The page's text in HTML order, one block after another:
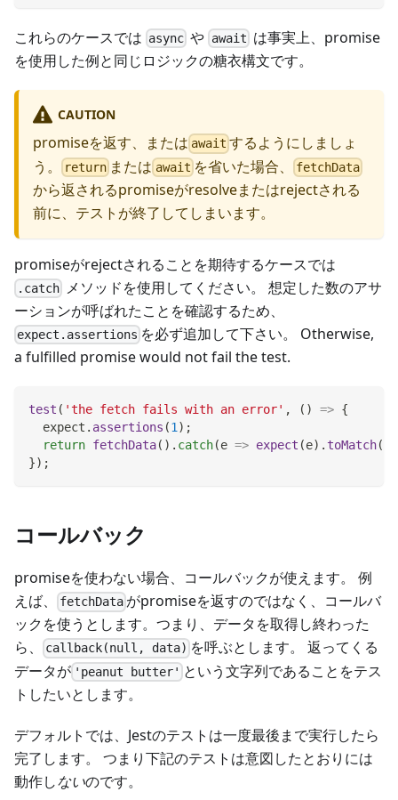
これらのケースでは async や await は事実上、promise
を使用した例と同じロジックの糖衣構文です。
CAUTION
promiseを返す、または await するようにしましょ
う。
return または await を省いた場合、 fetchData
から返されるpromiseがresolveまたはrejectされる
前に、テストが終了してしまいます。
promiseがrejectされることを期待するケースでは
.catch メソッドを使用してください。 想定した数のアサ
ーションが呼ばれたことを確認するため、
expect.assertions を必ず追加して下さい。 Otherwise,
a fulfilled promise would not fail the test.
test ( 'the fetch fails with an error' , ( ) => {
  expect
. assertions (1 ) ;
return fetchData( ) . catch(e => expect (e) . toMatch(
}) ;
コールバック
promiseを使わない場合、コールバックが使えます。 例
えば、
fetchData がpromiseを返すのではなく、コールバ
ックを使うとします。つまり、データを取得し終わった
ら、
callback(null, data) を呼ぶとします。 返ってくる
データが 'peanut butter' という文字列であることをテス
トしたいとします。
デフォルトでは、Jestのテストは一度最後まで実行したら
完了します。 つまり下記のテストは意図したとおりには
動作しないのです。